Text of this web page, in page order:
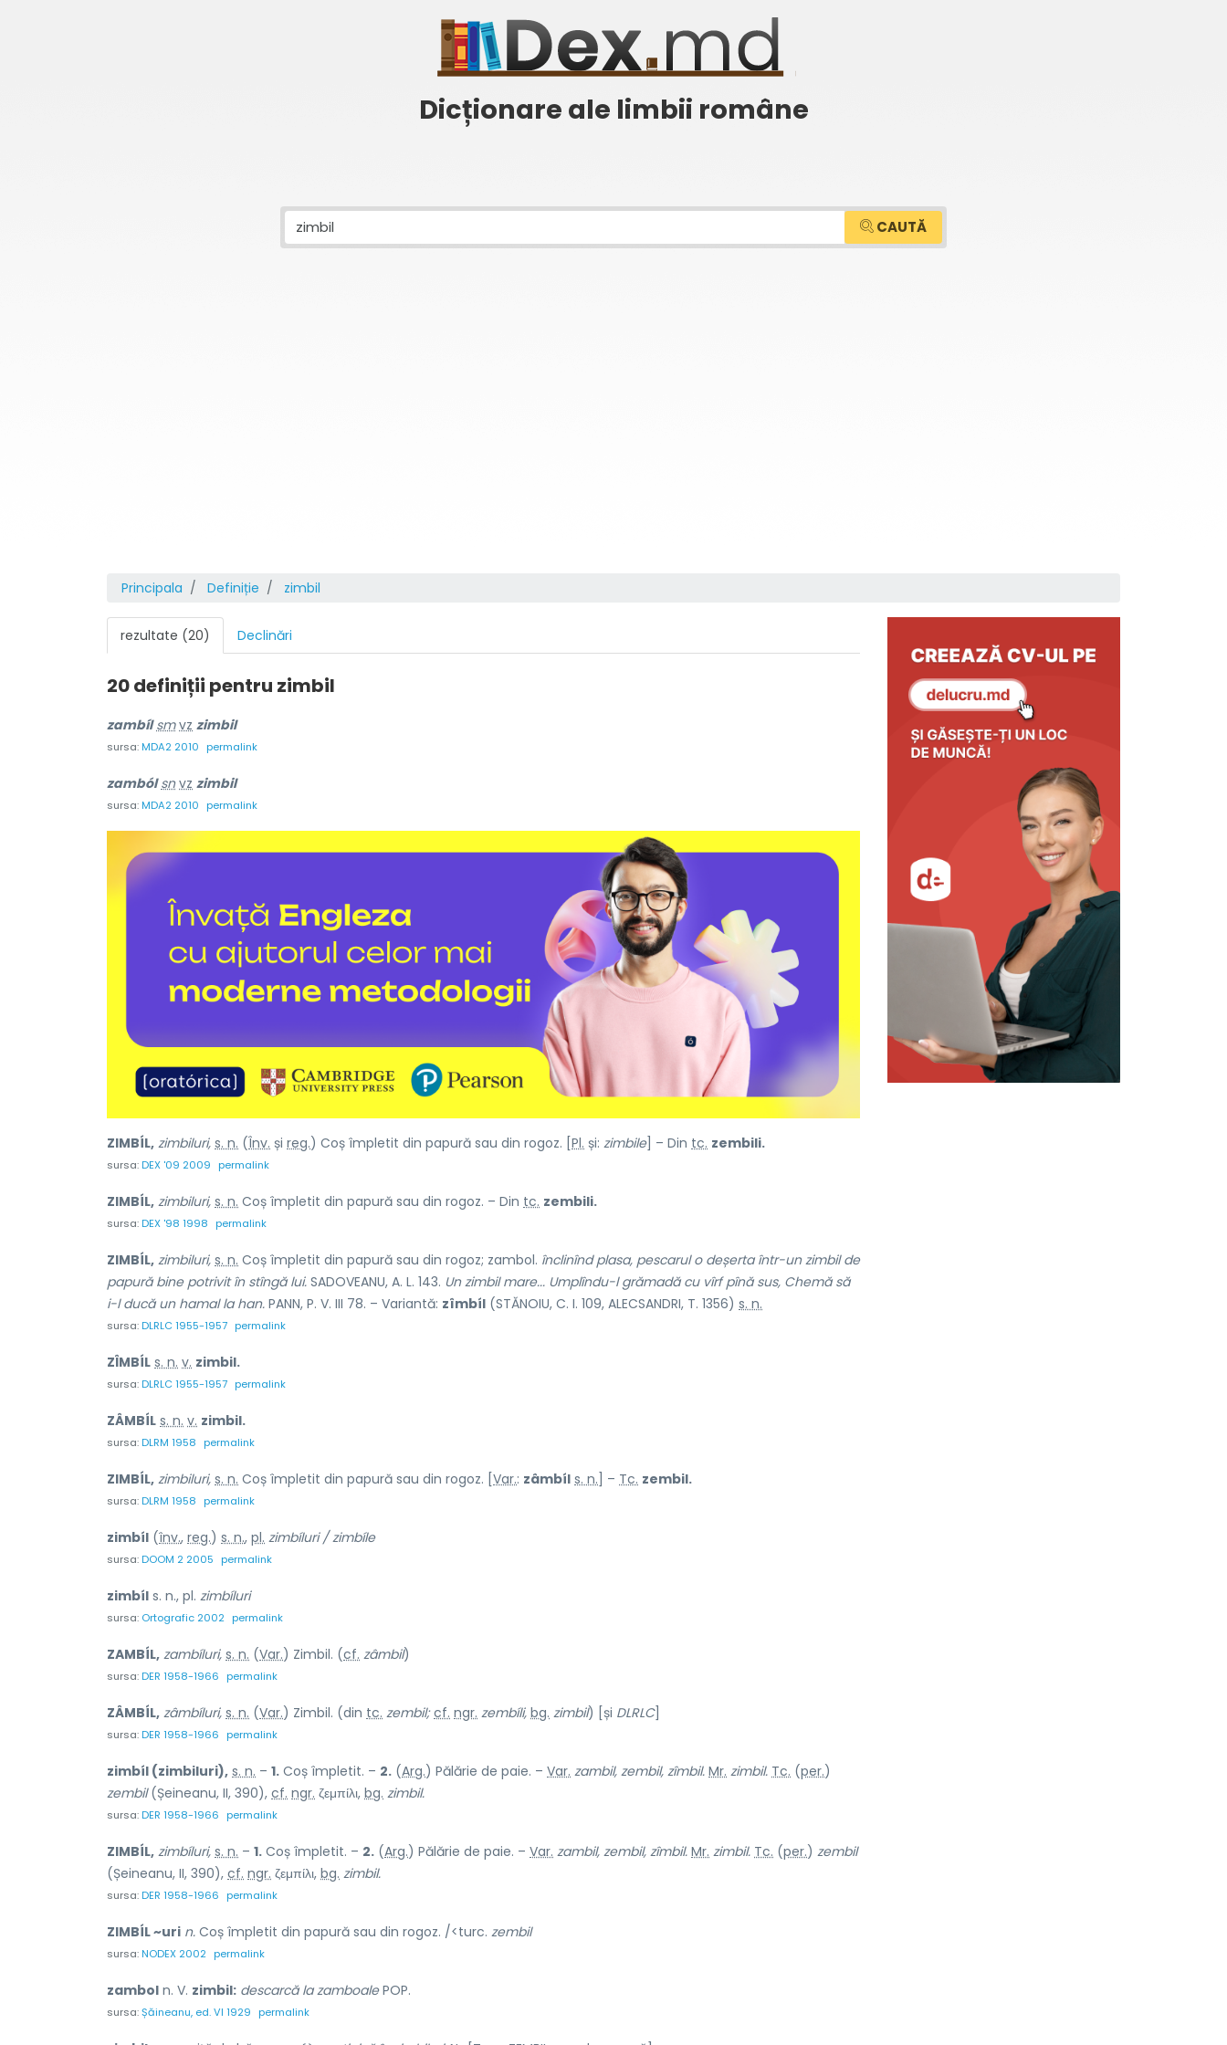
Dicționare ale limbii române
CAUTĂ
Principala Definiție zimbil
rezultate (20) Declinări
20 definiții pentru zimbil
zambíl sm vz zimbil
sursa:MDA2 2010 permalink
zamból sn vz zimbil
sursa:MDA2 2010 permalink
ZIMBÍL, zimbiluri, s. n. (Înv. și reg.) Coș împletit din papură sau din rogoz. [Pl. și: zimbile] – Din tc. zembili.
sursa:DEX '09 2009 permalink
ZIMBÍL, zimbiluri, s. n. Coș împletit din papură sau din rogoz. – Din tc. zembili.
sursa:DEX '98 1998 permalink
ZIMBÍL, zimbiluri, s. n. Coș împletit din papură sau din rogoz; zambol. înclinînd plasa, pescarul o deșerta într-un zimbil de
papură bine potrivit în stîngă lui. SADOVEANU, A. L. 143. Un zimbil mare... Umplîndu-l grămadă cu vîrf pînă sus, Chemă să
i-l ducă un hamal la han. PANN, P. V. III 78. – Variantă: zîmbíl (STĂNOIU, C. I. 109, ALECSANDRI, T. 1356) s. n.
sursa:DLRLC 1955-1957 permalink
ZÎMBÍL s. n. v. zimbil.
sursa:DLRLC 1955-1957 permalink
ZÂMBÍL s. n. v. zimbil.
sursa:DLRM 1958 permalink
ZIMBÍL, zimbiluri, s. n. Coș împletit din papură sau din rogoz. [Var.: zâmbíl s. n.] – Tc. zembil.
sursa:DLRM 1958 permalink
zimbíl (înv., reg.) s. n., pl. zimbíluri / zimbíle
sursa:DOOM 2 2005 permalink
zimbíl s. n., pl. zimbíluri
sursa: Ortografic 2002 permalink
ZAMBÍL, zambíluri, s. n. (Var.) Zimbil. (cf. zâmbil)
sursa:DER 1958-1966 permalink
ZÂMBÍL, zâmbíluri, s. n. (Var.) Zimbil. (din tc. zembil; cf. ngr. zembíli, bg. zimbil) [și DLRLC]
sursa:DER 1958-1966 permalink
zimbíl (zimbiluri), s. n. – 1. Coș împletit. – 2. (Arg.) Pălărie de paie. – Var. zambil, zembil, zîmbil. Mr. zimbil. Tc. (per.)
zembil(Șeineanu, II, 390), cf. ngr. ζεμπίλι, bg. zimbil.
sursa:DER 1958-1966 permalink
ZIMBÍL, zimbíluri, s. n. – 1. Coș împletit. – 2. (Arg.) Pălărie de paie. – Var. zambil, zembil, zîmbil. Mr. zimbil. Tc. (per.) zembil
(Șeineanu, II, 390), cf. ngr. ζεμπίλι, bg. zimbil.
sursa:DER 1958-1966 permalink
ZIMBÍL ~uri n. Coș împletit din papură sau din rogoz. /<turc. zembil
sursa:NODEX 2002 permalink
zambol n. V. zimbil: descarcă la zamboalePOP.
sursa:Șăineanu, ed. VI 1929 permalink